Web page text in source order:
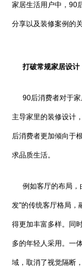
家居生活用户中，90
分享以及装修案例的
打破常规家居设计
90后消费者对于家
主导家里的装修设计
后消费者更加倾向于
求品质生活。
例如客厅的布局，
发"的传统客厅格局，
得更加丰富多样。同
多的年轻人采用。一
域，取消了视觉隔断